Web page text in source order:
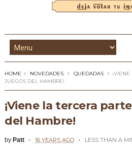
HOME NOVEDADES QUEDADAS
JUEGOS DEL HAMBRE!
¡Viene la tercera
del Hambre!
by Patt 16 YEARS AGO LESS THAN A